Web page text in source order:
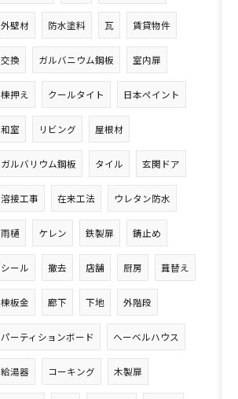
外壁材 防水塗料 瓦 賃貸物件
交換 ガルバニウム鋼板 室内扉
棟押え クールタイト 日本ペイント
和室 リビング 屋根材
ガルバリウム鋼板 タイル 玄関ドア
溶接工事 在来工法 ウレタン防水
雨樋 ケレン 鉄製扉 錆止め
シール 撤去 店舗 厨房 葺替え
棟板金 廊下 下地 外階段
パーティションボード ヘーベルハウス
給湯器 コーキング 木製扉